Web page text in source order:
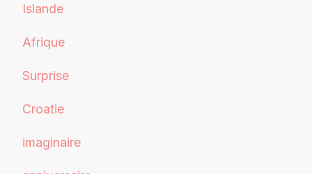
Islande
Afrique
Surprise
Croatie
imaginaire